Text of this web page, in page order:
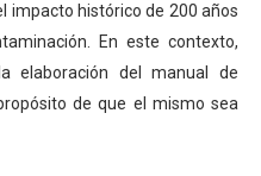
impacto histórico de 200 años
En este contexto,
elaboración del manual de
de que el mismo sea